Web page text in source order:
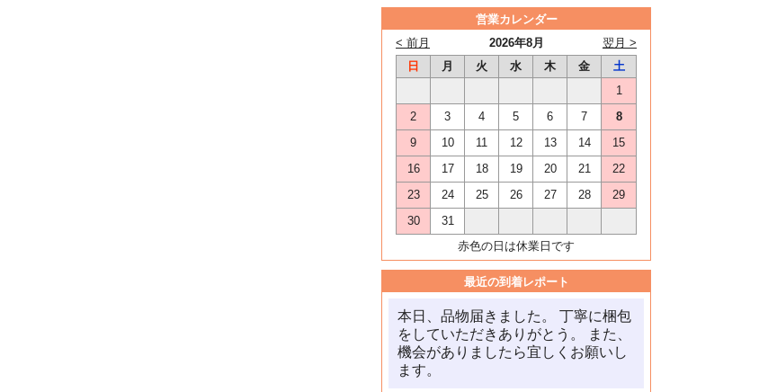
営業カレンダー
2026年8月
< 前月
翌月 >
日
月 火 水 木 金
土
1
2
3 4 5 6 7
8
9
10 11 12 13 14
15
16
17 18 19 20 21
22
23
24 25 26 27 28
29
30
31
赤色の日は休業日です
最近の到着レポート
本日、品物届きました。 丁寧に梱包
をしていただきありがとう。 また、
機会がありましたら宜しくお願いし
ます。